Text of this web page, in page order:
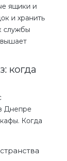
ящики и
и хранить
службы
когда
Днепре
. Когда